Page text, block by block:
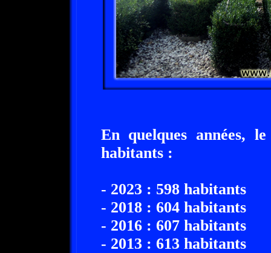
En quelques années,
habitants :
- 2023 : 598 habitants
- 2018 : 604 habitants
- 2016 : 607 habitants
- 2013 : 613 habitants